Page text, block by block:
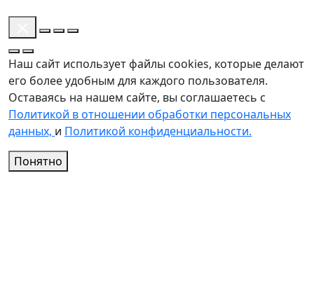
Наш сайт использует файлы cookies, которые делают
его более удобным для каждого пользователя.
Оставаясь на нашем сайте, вы соглашаетесь с
Политикой в отношении обработки персональных
данных, и Политикой конфиденциальности.
Понятно